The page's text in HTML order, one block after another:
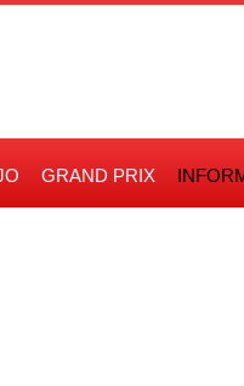
GRAND PRIX